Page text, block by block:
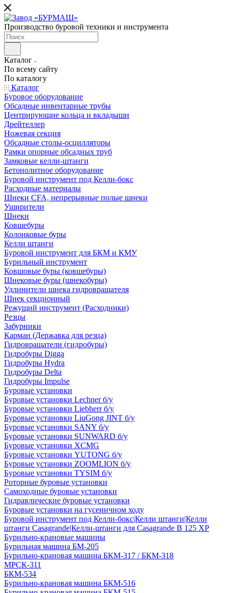
Производство буровой техники и инструмента
Каталог
По всему сайту
По каталогу
Каталог
Буровое оборудование
Обсадные инвентарные трубы
Центрирующие кольца и вкладыши
Дрейтеллер
Ножевая секция
Обсадные столы-осцилляторы
Рамки опорные обсадных труб
Замковые келли-штанги
Бетонолитное оборудование
Буровой инструмент под Келли-бокс
Расходные материалы
Шнеки CFA, непрерывные полые шнеки
Уширители
Шнеки
Ковшебуры
Колонковые буры
Келли штанги
Буровой инструмент для БКМ и КМУ
Бурильный инструмент
Ковшовые буры (ковшебуры)
Шнековые буры (шнекобуры)
Удлинители шнека гидровращателя
Шнек секционный
Режущий инструмент (Расходники)
Резцы
Забурники
Карман (Державка для резца)
Гидровращатели (гидробуры)
Гидробуры Digga
Гидробуры Hydra
Гидробуры Delta
Гидробуры Impulse
Буровые установки
Буровые установки Lechner б/у
Буровые установки Liebherr б/у
Буровые установки LiuGong JINT б/у
Буровые установки SANY б/у
Буровые установки SUNWARD б/у
Буровые установки XCMG
Буровые установки YUTONG б/у
Буровые установки ZOOMLION б/у
Буровые установки TYSIM б/у
Роторные буровые установки
Самоходные буровые установки
Гидравлические буровые установки
Буровые установки на гусеничном ходу
Буровой инструмент под Келли-бокс|Келли штанги|Келли
штанги Casagrande|Келли-штанги для Casagrande B 125 XP
Бурильно-крановые машины
Бурильная машина БМ-205
Бурильно-крановая машина БКМ-317 / БКМ-318
МРСК-311
БКМ-534
Бурильно-крановая машина БКМ-516